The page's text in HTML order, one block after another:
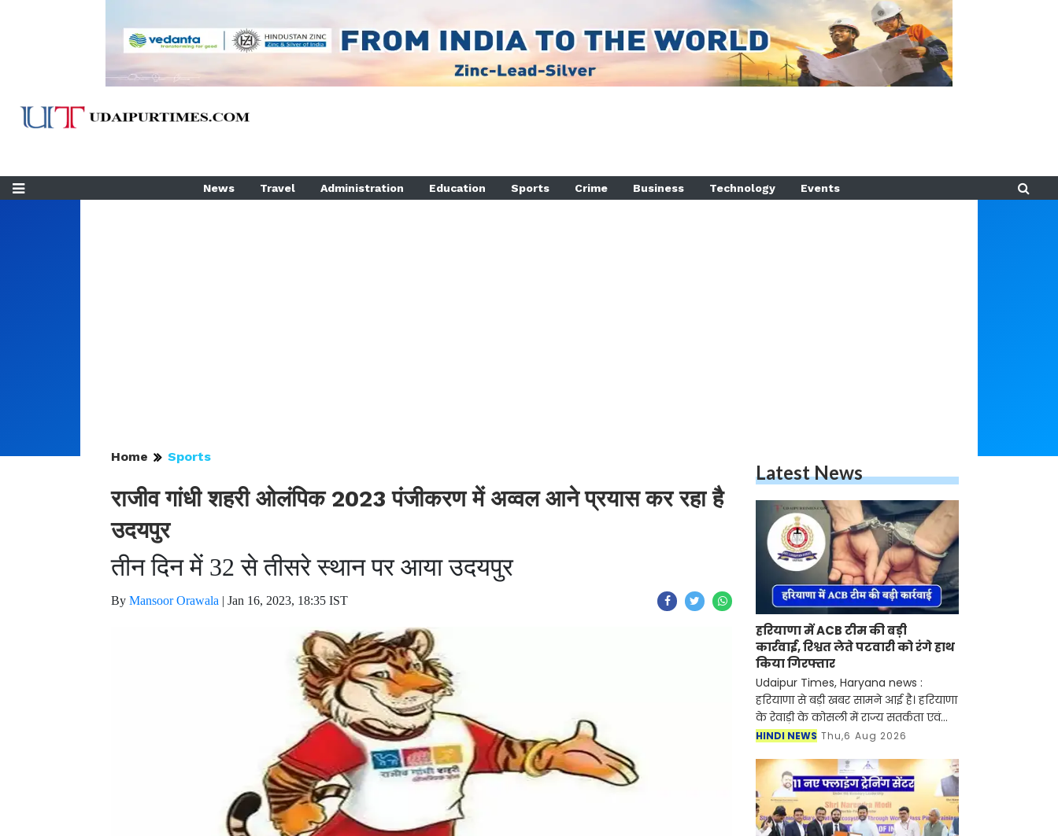
News Travel Administration Education Sports Crime Business Technology Events
Home Sports
राजीव गांधी शहरी ओलंपिक 2023 पंजीकरण में अव्वल आने प्रयास कर रहा है
उदयपुर
तीन दिन में 32 से तीसरे स्थान पर आया उदयपुर
By Mansoor Orawala | Jan 16, 2023, 18:35 IST
Latest News
हरियाणा में ACB टीम की बड़ी
कार्रवाई, रिश्वत लेते पटवारी को रंगे हाथ
किया गिरफ्तार
Udaipur Times, Haryana news :
हरियाणा से बड़ी खबर सामने आई है। हरियाणा
के रेवाड़ी के कोसली में राज्य सतर्कता एवं
भ्रष्टाचार निरोधक ब्यूरो (SV&ACB) ने बड़ी
रुपए की र
HINDI NEWS Thu,6 Aug 2026